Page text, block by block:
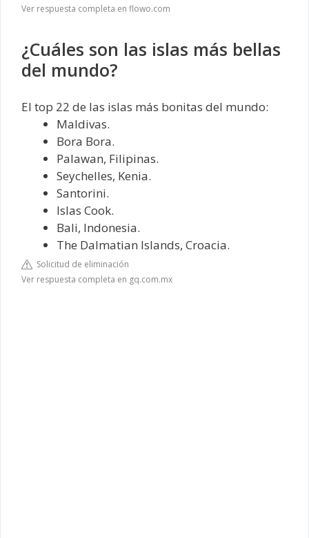
Ver respuesta completa en flowo.com
¿Cuáles son las islas más bellas
del mundo?
El top 22 de las islas más bonitas del mundo:
Maldivas.
Bora Bora.
Palawan, Filipinas.
Seychelles, Kenia.
Santorini.
Islas Cook.
Bali, Indonesia.
The Dalmatian Islands, Croacia.
Solicitud de eliminación
Ver respuesta completa en gq.com.mx